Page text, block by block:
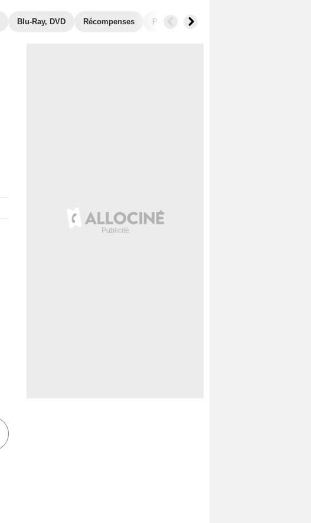
Blu-Ray, DVD Récompenses Photos